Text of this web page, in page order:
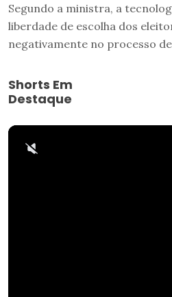
Segundo a ministra, a
liberdade de escolha dos
negativamente no processo
Shorts Em
Destaque